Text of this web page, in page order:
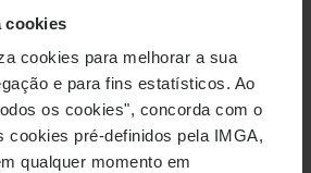
cookies
cookies para melhorar a sua
e para fins estatísticos. Ao
os cookies", concorda com o
cookies pré-definidos pela IMGA,
qualquer momento em